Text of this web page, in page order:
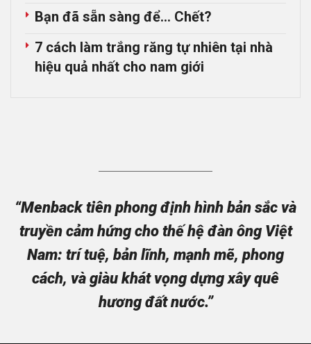
Bạn đã sẵn sàng để… Chết?
7 cách làm trắng răng tự nhiên tại nhà
hiệu quả nhất cho nam giới
“Menback tiên phong định hình bản sắc và
truyền cảm hứng cho thế hệ đàn ông Việt
Nam: trí tuệ, bản lĩnh, mạnh mẽ, phong
cách, và giàu khát vọng dựng xây quê
hương đất nước.”